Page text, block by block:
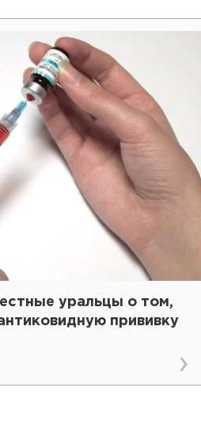
уральцы о том,
прививку